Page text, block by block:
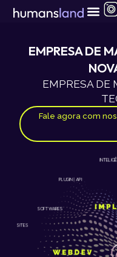
para
conteúdoEMPRESA DE
EMPRESA DE
Fale agora com
SITES
PLUGIN | API
SOFTWARES